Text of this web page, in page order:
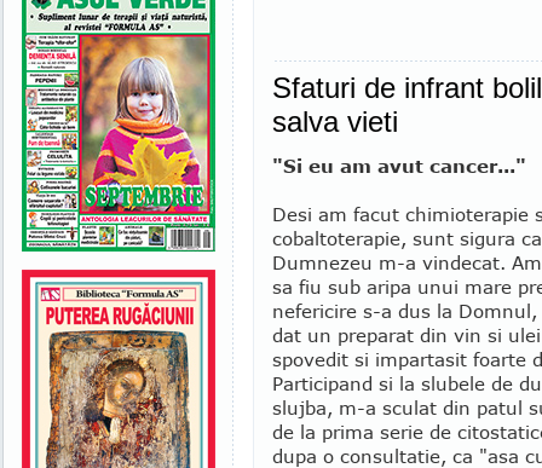
Sfaturi de infrant
salva vieti
"Si eu am avut cancer..."
Desi am facut chimioterapie
cobaltoterapie, sunt sigura
Dumnezeu m-a vindecat.
sa fiu sub aripa unui mare
nefericire s-a dus la
dat un preparat din vin si
spovedit si impartasit foarte
Participand si la slubele de
slujba, m-a sculat din patul
de la prima serie de
dupa o consultatie, ca "asa